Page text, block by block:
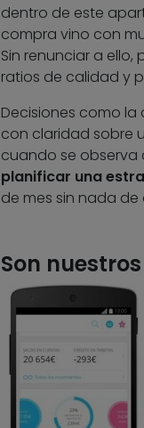
dentro de este
compra vino con
Sin renunciar a
ratios de calidad y
Decisiones como la
con claridad sobre
cuando se observa
planificar una
de mes sin nada
Son